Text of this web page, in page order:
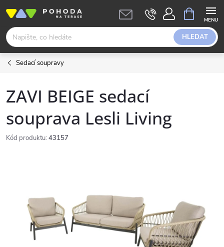
obsah
HLEDAT
NÁKUPNÍ
KOŠÍK
Sedací soupravy
ZAVI BEIGE sedací
souprava Lesli Living
Kód produktu: 43157